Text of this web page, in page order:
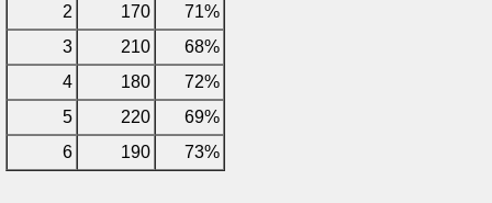
2
170
71%
3
210
68%
4
180
72%
5
220
69%
6
190 73%